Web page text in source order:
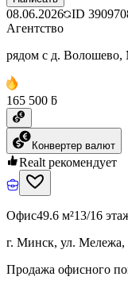
08.06.2026 ID
Агентство
рядом с д. Волошево,
165 500 ƃ
Конвертер валют
Realt рекомендует
Офис49.6 м²13/16
г. Минск, ул. Мележа,
Продажа офисного